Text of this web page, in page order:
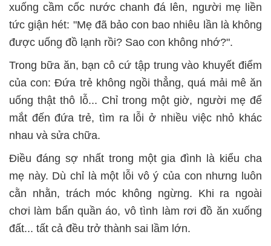
xuống cầm cốc nước chanh đá lên, người mẹ liền
tức giận hét: "Mẹ đã bảo con bao nhiêu lần là không
được uống đồ lạnh rồi? Sao con không nhớ?".
Trong bữa ăn, bạn cô cứ tập trung vào khuyết điểm
của con: Đứa trẻ không ngồi thẳng, quá mải mê ăn
uống thật thô lỗ... Chỉ trong một giờ, người mẹ để
mắt đến đứa trẻ, tìm ra lỗi ở nhiều việc nhỏ khác
nhau và sửa chữa.
Điều đáng sợ nhất trong một gia đình là kiểu cha
mẹ này. Dù chỉ là một lỗi vô ý của con nhưng luôn
cằn nhằn, trách móc không ngừng. Khi ra ngoài
chơi làm bẩn quần áo, vô tình làm rơi đồ ăn xuống
đất... tất cả đều trở thành sai lầm lớn.